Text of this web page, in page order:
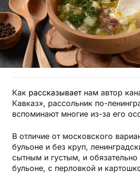
Как рассказываетнам автор
Кавказ», рассольник по-
вспоминают многие из-за его
В отличие от московского
бульоне и без круп,
сытным и густым, и
бульоне, с перловкой и